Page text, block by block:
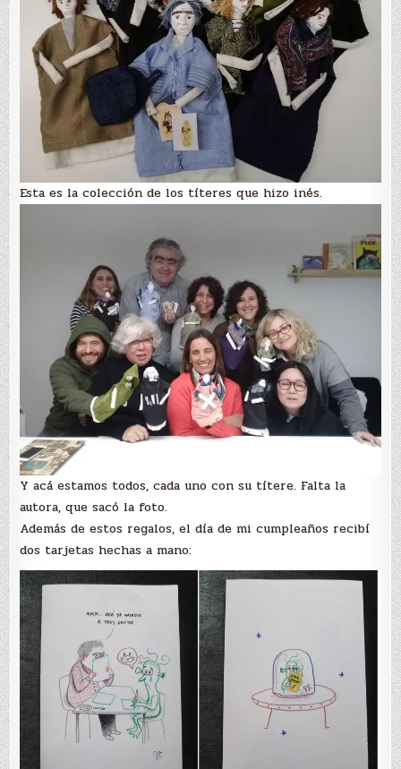
Esta es la colección de los títeres que hizo inés.
Y acá estamos todos, cada uno con su títere. Falta la
autora, que sacó la foto.
Además de estos regalos, el día de mi cumpleaños recibí
dos tarjetas hechas a mano: